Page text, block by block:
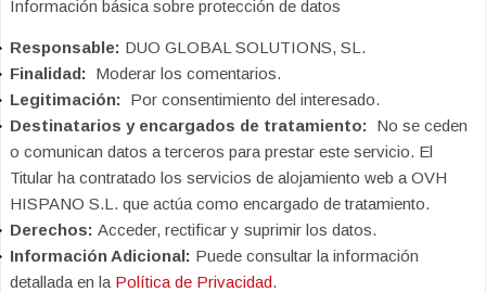
Información básica sobre protección de datos
Responsable: DUO GLOBAL SOLUTIONS, SL.
Finalidad: Moderar los comentarios.
Legitimación: Por consentimiento del interesado.
Destinatarios y encargados de tratamiento: No se ceden
o comunican datos a terceros para prestar este servicio. El
Titular ha contratado los servicios de alojamiento web a OVH
HISPANO S.L. que actúa como encargado de tratamiento.
Derechos: Acceder, rectificar y suprimir los datos.
Información Adicional: Puede consultar la información
detallada en la Política de Privacidad.